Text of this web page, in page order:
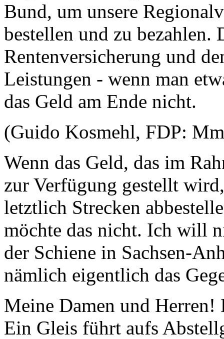
Bund, um unsere
bestellen und zu bezahlen.
Rentenversicherung und
Leistungen - wenn man
das Geld am Ende nicht.
(Guido Kosmehl, FDP:
Wenn das Geld, das im
zur Verfügung gestellt
letztlich Strecken
möchte das nicht. Ich will
der Schiene in Sachsen-
nämlich eigentlich das
Meine Damen und Herren!
Ein Gleis führt aufs